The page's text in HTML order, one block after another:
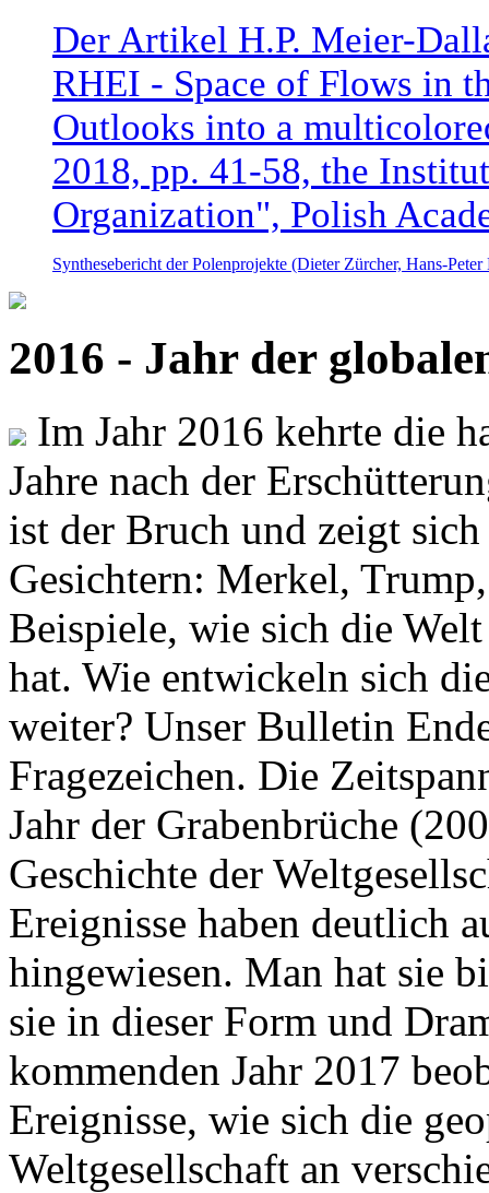
Der Artikel H.P. Meier-
RHEI - Space of Flows in
Outlooks into a
2018, pp. 41-58, the
Organization", Polish
Synthesebericht der Polenprojekte (Dieter Zürcher, Hans-
2016 - Jahr der
Im Jahr 2016 kehrte die
Jahre nach der
ist der Bruch und zeigt
Gesichtern: Merkel,
Beispiele, wie sich die
hat. Wie entwickeln sich
weiter? Unser Bulletin
Fragezeichen. Die
Jahr der Grabenbrüche
Geschichte der
Ereignisse haben deutlich
hingewiesen. Man hat sie
sie in dieser Form und
kommenden Jahr 2017
Ereignisse, wie sich die
Weltgesellschaft an